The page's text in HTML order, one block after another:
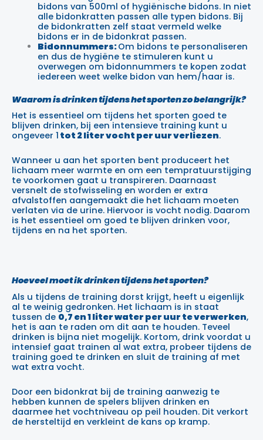
bidons van 500ml of hygiënische bidons. In niet
alle bidonkratten passen alle typen bidons. Bij
de bidonkratten zelf staat vermeld welke
bidons er in de bidonkrat passen.
Bidonnummers:Om bidons te personaliseren
en dus de hygiëne te stimuleren kunt u
overwegen om bidonnummers te kopen zodat
iedereen weet welke bidon van hem/haar is.
Waarom is drinken tijdens het sporten zo belangrijk?
Het is essentieel om tijdens het sporten goed te
blijven drinken, bij een intensieve training kunt u
ongeveer 1 tot 2 liter vocht per uur verliezen.
Wanneer u aan het sporten bent produceert het
lichaam meer warmte en om een tempratuurstijging
te voorkomen gaat u transpireren. Daarnaast
versnelt de stofwisseling en worden er extra
afvalstoffen aangemaakt die het lichaam moeten
verlaten via de urine. Hiervoor is vocht nodig. Daarom
is het essentieel om goed te blijven drinken voor,
tijdens en na het sporten.
Hoeveel moet ik drinken tijdens het sporten?
Als u tijdens de training dorst krijgt, heeft u eigenlijk
al te weinig gedronken. Het lichaam is in staat
tussen de 0,7 en 1 liter water per uur te verwerken,
het is aan te raden om dit aan te houden. Teveel
drinken is bijna niet mogelijk. Kortom, drink voordat u
intensief gaat trainen al wat extra, probeer tijdens de
training goed te drinken en sluit de training af met
wat extra vocht.
Door een bidonkrat bij de training aanwezig te
hebben kunnen de spelers blijven drinken en
daarmee het vochtniveau op peil houden. Dit verkort
de hersteltijd en verkleint de kans op kramp.